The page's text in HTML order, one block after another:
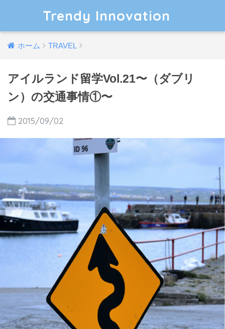
Trendy Innovation
ホーム TRAVEL
アイルランド留学Vol.21〜（ダブリ
ン）の交通事情①〜
2015/09/02